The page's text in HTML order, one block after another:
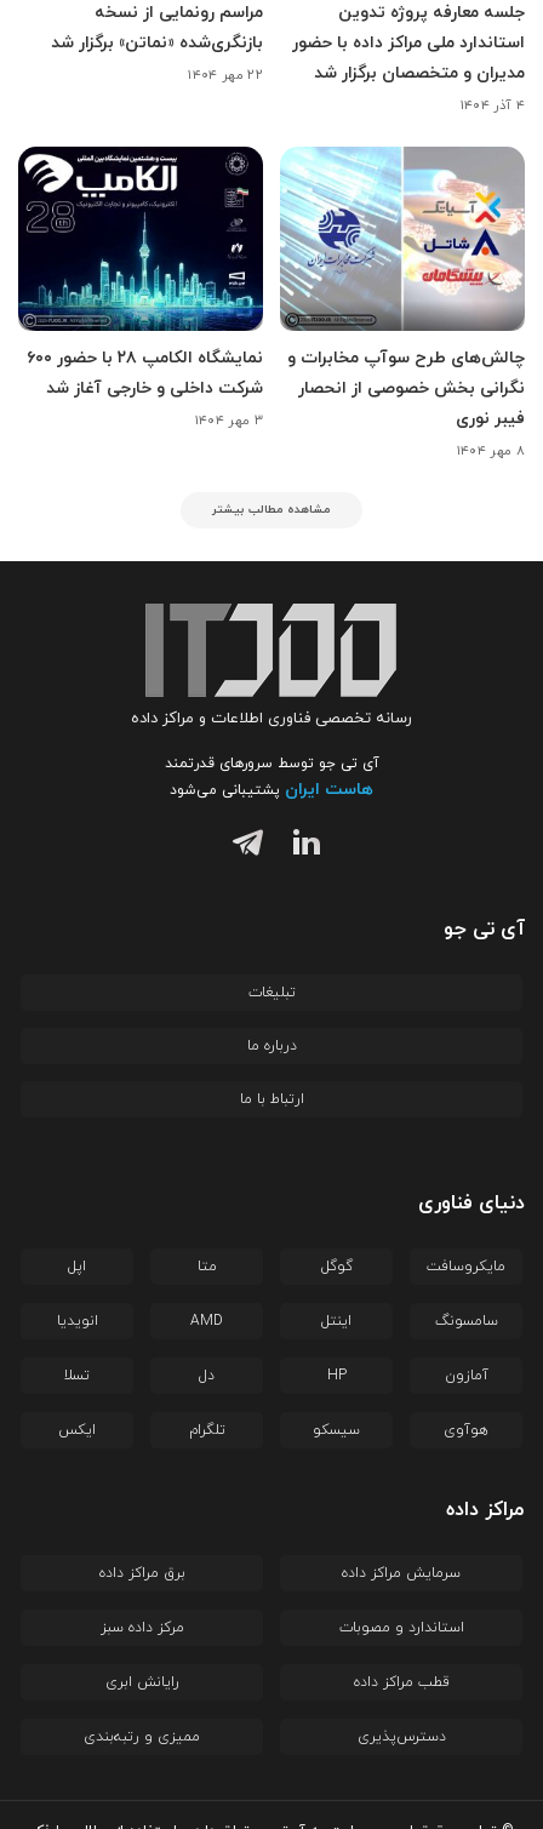
جلسه معارفه پروژه تدوین
استاندارد ملی مراکز داده با حضور
مدیران و متخصصان برگزار شد
۴ آذر ۱۴۰۴
مراسم رونمایی از نسخه
بازنگری‌شده «نماتن» برگزار شد
۲۲ مهر ۱۴۰۴
چالش‌های طرح سوآپ مخابرات و
نگرانی بخش خصوصی از انحصار
فیبر نوری
۸ مهر ۱۴۰۴
نمایشگاه الکامپ ۲۸ با حضور ۶۰۰
شرکت داخلی و خارجی آغاز شد
۳ مهر ۱۴۰۴
مشاهده مطالب بیشتر
رسانه تخصصی فناوری اطلاعات و مراکز داده
آی تی جو توسط سرورهای قدرتمند
هاست ایران پشتیبانی می‌شود
آی تی جو
تبلیغات
درباره ما
ارتباط با ما
دنیای فناوری
مایکروسافت گوگل متا اپل
سامسونگ اینتل AMD انویدیا
آمازون HP دل تسلا
هوآوی سیسکو تلگرام ایکس
مراکز داده
سرمایش مراکز داده برق مراکز داده
استاندارد و مصوبات مرکز داده سبز
قطب مراکز داده رایانش ابری
دسترس‌پذیری ممیزی و رتبه‌بندی